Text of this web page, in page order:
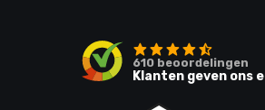
610 beoordelingen
Klanten geven ons